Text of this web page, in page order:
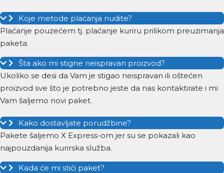
Koje metode plaćanja nudite?
Plaćanje pouzećem tj. plaćanje kuriru prilikom preuzimanja
paketa.
Šta ako mi stigne neispravan proizvod?
Ukoliko se desi da Vam je stigao neispravan ili oštećen
proizvod sve što je potrebno jeste da nas kontaktirate i mi
Vam šaljemo novi paket.
Kako dostavljate porudžbine?
Pakete šaljemo X Express-om jer su se pokazali kao
najpouzdanija kurirska služba.
Kada će mi stići paket?